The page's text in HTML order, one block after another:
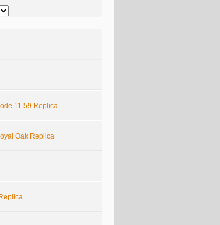
11.59 Replica
Oak Replica